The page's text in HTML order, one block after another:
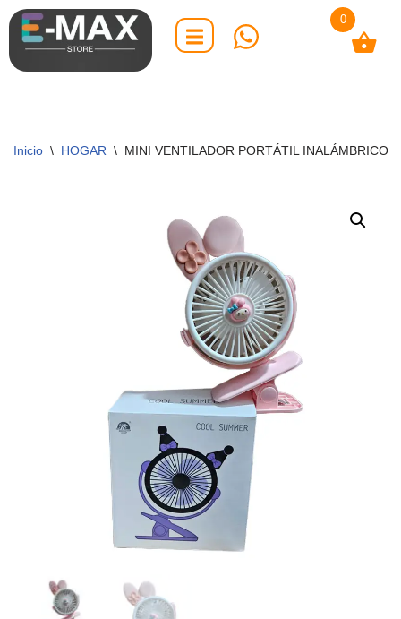
Saltar
al
Inicio \ HOGAR \ MINI VENTILADOR PORTÁTIL INALÁMBRICO
0